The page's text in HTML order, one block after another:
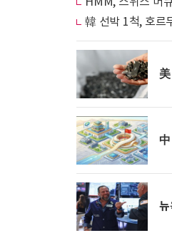
韓 선박 1척, 호르